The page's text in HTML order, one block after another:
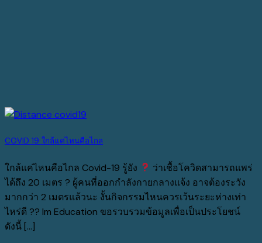
COVID 19 ใกล้แค่ไหนคือไกล
ใกล้แค่ไหนคือไกล Covid-19 รู้ยัง
ว่าเชื้อโควิดสามารถแพร่
ได้ถึง 20 เมตร ? ผู้คนที่ออกกำลังกายกลางแจ้ง อาจต้องระวัง
มากกว่า 2 เมตรแล้วนะ งั้นกิจกรรมไหนควรเว้นระยะห่างเท่า
ไหร่ดี ?? Im Education ขอรวบรวมข้อมูลเพื่อเป็นประโยชน์
ดังนี้ [...]